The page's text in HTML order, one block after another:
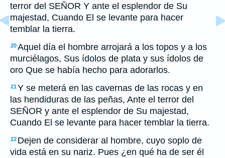
terror del SEÑOR Y ante el esplendor de Su
majestad, Cuando El se levante para hacer
temblar la tierra.
20Aquel día el hombre arrojará a los topos y a los
murciélagos, Sus ídolos de plata y sus ídolos de
oro Que se había hecho para adorarlos.
21Y se meterá en las cavernas de las rocas y en
las hendiduras de las peñas, Ante el terror del
SEÑOR y ante el esplendor de Su majestad,
Cuando El se levante para hacer temblar la tierra.
22 Dejen de considerar al hombre, cuyo soplo de
vida está en su nariz. Pues ¿en qué ha de ser él